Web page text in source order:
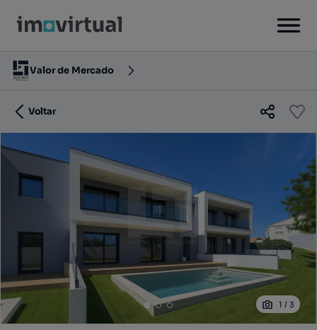
Valor de Mercado
Voltar
1 / 3